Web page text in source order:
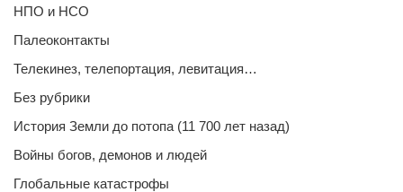
НПО и НСО
Палеоконтакты
Телекинез, телепортация, левитация…
Без рубрики
История Земли до потопа (11 700 лет назад)
Войны богов, демонов и людей
Глобальные катастрофы